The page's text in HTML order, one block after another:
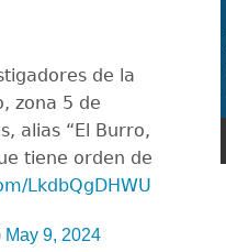
de la
zona 5 de
alias “El Burro,
tiene orden de
LkdbQgDHWU
May 9, 2024